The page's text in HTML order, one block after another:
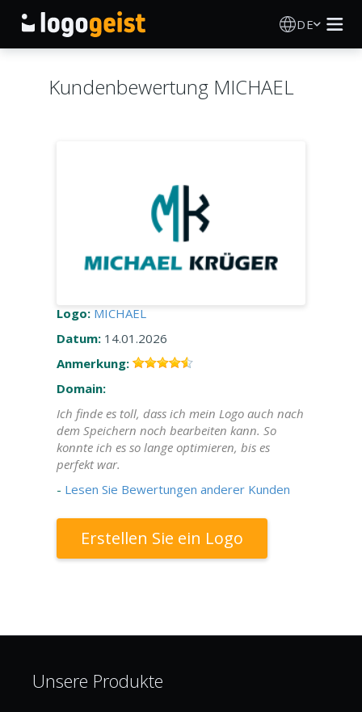
DE
Kundenbewertung MICHAEL
Logo: MICHAEL
Datum: 14.01.2026
Anmerkung:
Domain:
Ich finde es toll, dass ich mein Logo auch nach
dem Speichern noch bearbeiten kann. So
konnte ich es so lange optimieren, bis es
perfekt war.
- Lesen Sie Bewertungen anderer Kunden
Erstellen Sie ein Logo
Unsere Produkte